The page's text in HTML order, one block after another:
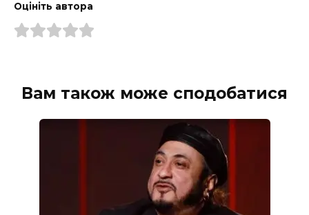
Оцініть автора
Вам також може сподобатися